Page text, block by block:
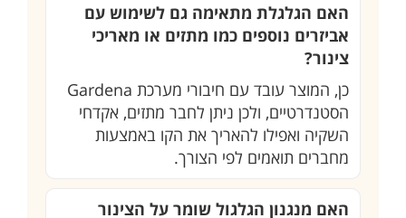
האם הגלגלת מתאימה גם לשימוש עם
אביזרים נוספים כמו מתזים או מאריכי
צינור?
כן, המוצר עובד עם חיבורי מערכת Gardena
הסטנדרטיים, ולכן ניתן לחבר מתזים, אקדחי
השקיה ואפילו להאריך את הקו באמצעות
מחברים תואמים לפי הצורך.
האם מנגנון הגלגול שומר על הצינור